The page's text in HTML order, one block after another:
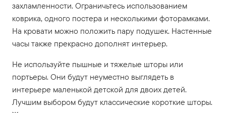
захламленности. Ограничьтесь использованием
коврика, одного постера и несколькими фоторамками.
На кровати можно положить пару подушек. Настенные
часы также прекрасно дополнят интерьер.
Не используйте пышные и тяжелые шторы или
портьеры. Они будут неуместно выглядеть в
интерьере маленькой детской для двоих детей.
Лучшим выбором будут классические короткие шторы.